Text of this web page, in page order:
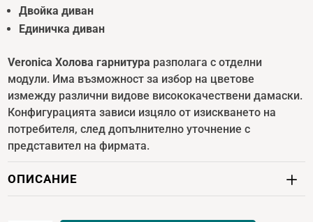
Двойка диван
Единичка диван
Veronica Холова гарнитура разполага с отделни
модули. Има възможност за избор на цветове
измежду различни видове висококачествени дамаски.
Конфигурацията зависи изцяло от изискването на
потребителя, след допълнително уточнение с
представител на фирмата.
ОПИСАНИЕ